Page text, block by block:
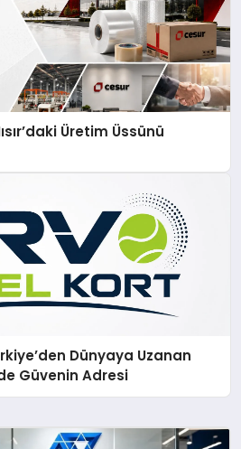
Üretim Üssünü
Dünyaya Uzanan
Güvenin Adresi